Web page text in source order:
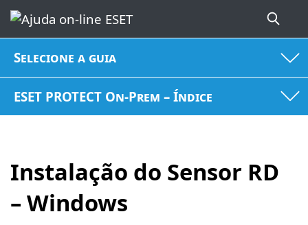
Selecione a guia
ESET PROTECT On-Prem – Índice
Instalação do Sensor RD
– Windows